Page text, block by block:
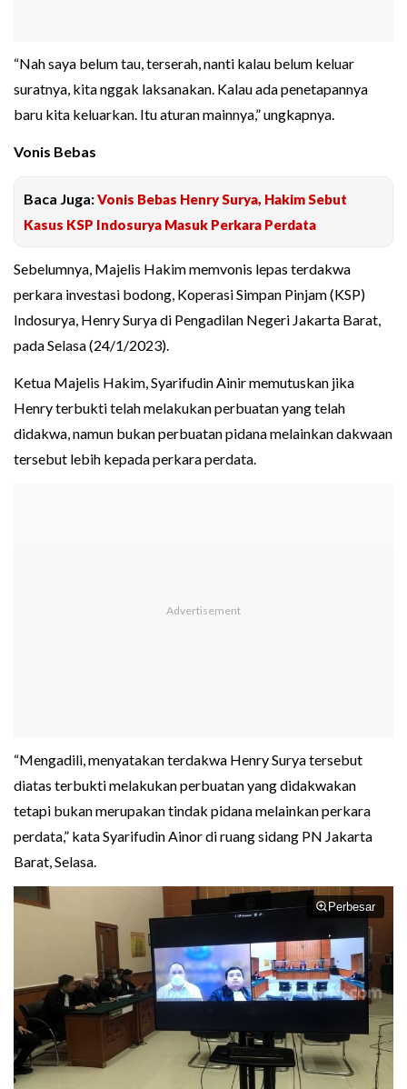
“Nah saya belum tau, terserah, nanti kalau belum keluar
suratnya, kita nggak laksanakan. Kalau ada penetapannya
baru kita keluarkan. Itu aturan mainnya,” ungkapnya.
Vonis Bebas
Baca Juga:Vonis Bebas Henry Surya, Hakim Sebut
Kasus KSP Indosurya Masuk Perkara Perdata
Sebelumnya, Majelis Hakim memvonis lepas terdakwa
perkara investasi bodong, Koperasi Simpan Pinjam (KSP)
Indosurya, Henry Surya di Pengadilan Negeri Jakarta Barat,
pada Selasa (24/1/2023).
Ketua Majelis Hakim, Syarifudin Ainir memutuskan jika
Henry terbukti telah melakukan perbuatan yang telah
didakwa, namun bukan perbuatan pidana melainkan dakwaan
tersebut lebih kepada perkara perdata.
“Mengadili, menyatakan terdakwa Henry Surya tersebut
diatas terbukti melakukan perbuatan yang didakwakan
tetapi bukan merupakan tindak pidana melainkan perkara
perdata,” kata Syarifudin Ainor di ruang sidang PN Jakarta
Barat, Selasa.
Perbesar